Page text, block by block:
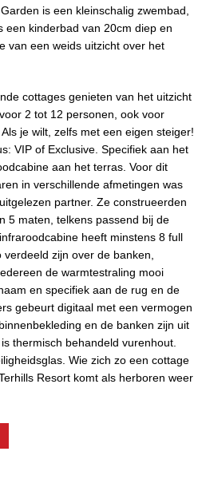
is een kleinschalig zwembad,
een kinderbad van 20cm diep en
van een weids uitzicht over het
cottages genieten van het uitzicht
2 tot 12 personen, ook voor
je wilt, zelfs met een eigen steiger!
VIP of Exclusive. Specifiek aan het
aan het terras. Voor dit
in verschillende afmetingen was
partner. Ze construeerden
5 maten, telkens passend bij de
heeft minstens 8 full
zijn over de banken,
de warmtestraling mooi
en specifiek aan de rug en de
gebeurt digitaal met een vermogen
en de banken zijn uit
thermisch behandeld vurenhout.
Wie zich zo een cottage
Resort komt als herboren weer